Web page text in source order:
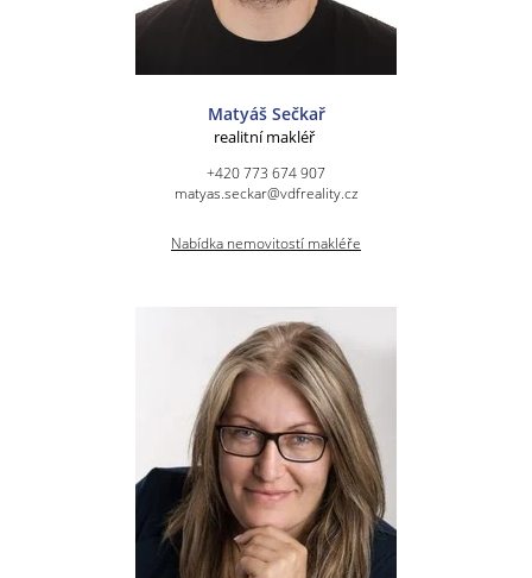
Matyáš Sečkař
realitní makléř
+420 773 674 907
matyas.seckar@vdfreality.cz
Nabídka nemovitostí makléře